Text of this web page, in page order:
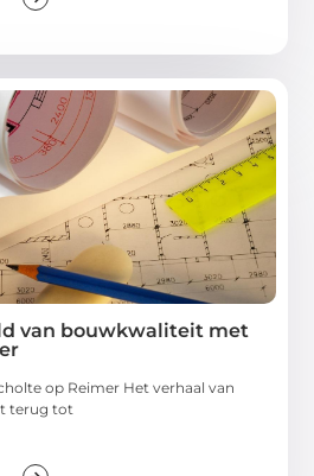
van bouwkwaliteit met
op Reimer Het verhaal van
terug tot